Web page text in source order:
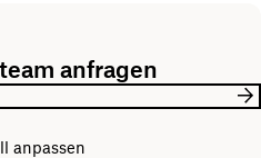
anfragen
anpassen